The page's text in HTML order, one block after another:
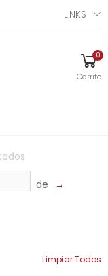
LINKS
0
Carrito
de →
Limpiar Todos